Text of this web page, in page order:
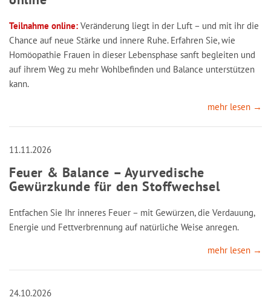
Teilnahme online: Veränderung liegt in der Luft – und mit ihr die
Chance auf neue Stärke und innere Ruhe. Erfahren Sie, wie
Homöopathie Frauen in dieser Lebensphase sanft begleiten und
auf ihrem Weg zu mehr Wohlbefinden und Balance unterstützen
kann.
mehr lesen →
11.11.2026
Feuer & Balance – Ayurvedische
Gewürzkunde für den Stoffwechsel
Entfachen Sie Ihr inneres Feuer – mit Gewürzen, die Verdauung,
Energie und Fettverbrennung auf natürliche Weise anregen.
mehr lesen →
24.10.2026